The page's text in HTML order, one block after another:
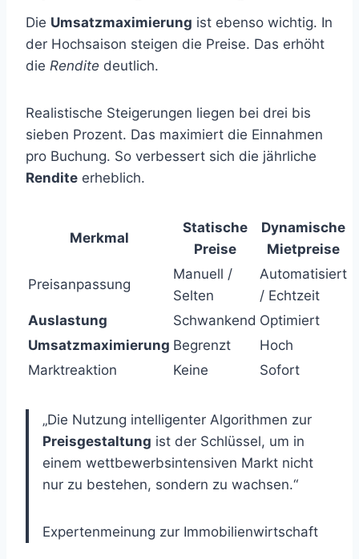
Die Umsatzmaximierung ist ebenso wichtig. In
der Hochsaison steigen die Preise. Das erhöht
die Rendite deutlich.
Realistische Steigerungen liegen bei drei bis
sieben Prozent. Das maximiert die Einnahmen
pro Buchung. So verbessert sich die jährliche
Rendite erheblich.
Merkmal
Statische
Preise
Dynamische
Mietpreise
Preisanpassung
Manuell /
Selten
Automatisiert
/ Echtzeit
Auslastung
Schwankend Optimiert
Umsatzmaximierung Begrenzt
Hoch
Marktreaktion
Keine Sofort
„Die Nutzung intelligenter Algorithmen zur
Preisgestaltung ist der Schlüssel, um in
einem wettbewerbsintensiven Markt nicht
nur zu bestehen, sondern zu wachsen.“
Expertenmeinung zur Immobilienwirtschaft